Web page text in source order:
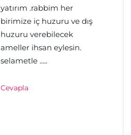
yatırım .rabbim her
birimize iç huzuru ve dış
huzuru verebilecek
ameller ihsan eylesin.
selametle .....
Cevapla